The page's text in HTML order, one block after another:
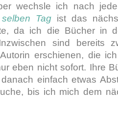
wechsle ich nach
Tagist das
da ich die Bücher in
sind bereits
erschienen, die
eben nicht sofort. Ihre
einfach etwas
bis ich mich dem